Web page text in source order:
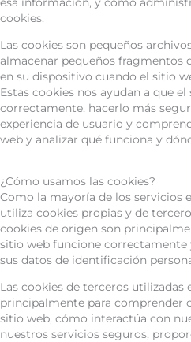
cookies.
Las cookies son pequeños
almacenar pequeños fragmentos
en su dispositivo cuando el sitio
Estas cookies nos ayudan a que
correctamente, hacerlo más
experiencia de usuario y
web y analizar qué funciona y
¿Cómo usamos las cookies?
Como la mayoría de los servicios
utiliza cookies propias y de
cookies de origen son
sitio web funcione
sus datos de identificación
Las cookies de terceros utilizadas
principalmente para comprender
sitio web, cómo interactúa con
nuestros servicios seguros,